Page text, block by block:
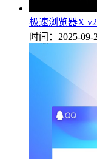
极速浏览器X
时间：2025-09-